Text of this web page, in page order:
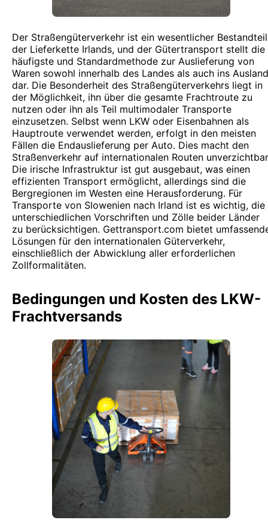
Der Straßengüterverkehr ist ein wesentlicher Bestandteil
der Lieferkette Irlands, und der Gütertransport stellt die
häufigste und Standardmethode zur Auslieferung von
Waren sowohl innerhalb des Landes als auch ins Ausland
dar. Die Besonderheit des Straßengüterverkehrs liegt in
der Möglichkeit, ihn über die gesamte Frachtroute zu
nutzen oder ihn als Teil multimodaler Transporte
einzusetzen. Selbst wenn LKW oder Eisenbahnen als
Hauptroute verwendet werden, erfolgt in den meisten
Fällen die Endauslieferung per Auto. Dies macht den
Straßenverkehr auf internationalen Routen
Die irische Infrastruktur ist gut ausgebaut, was einen
effizienten Transport ermöglicht, allerdings sind die
Bergregionen im Westen eine Herausforderung. Für
Transporte von Slowenien nach Irland ist es wichtig, die
unterschiedlichen Vorschriften und Zölle beider Länder
zu berücksichtigen. Gettransport.com bietet
Lösungen für den internationalen Güterverkehr,
einschließlich der Abwicklung aller erforderlichen
Zollformalitäten.
Bedingungen und Kosten des LKW-
Frachtversands